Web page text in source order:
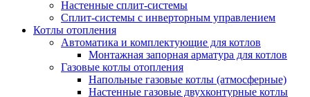
Настенные сплит-системы
Сплит-системы с инверторным управлением
Котлы отопления
Автоматика и комплектующие для котлов
Монтажная запорная арматура для котлов
Газовые котлы отопления
Напольные газовые котлы (атмосферные)
Настенные газовые двухконтурные котлы